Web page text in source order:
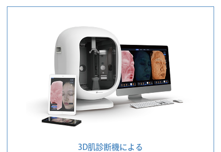
3D肌診断機による